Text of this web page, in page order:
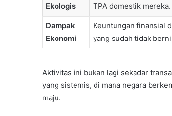
Ekologis
TPA domestik mereka.
Dampak
Ekonomi
Keuntungan finansial
yang sudah tidak
Aktivitas ini bukan lagi sekadar
yang sistemis, di mana negara
maju.